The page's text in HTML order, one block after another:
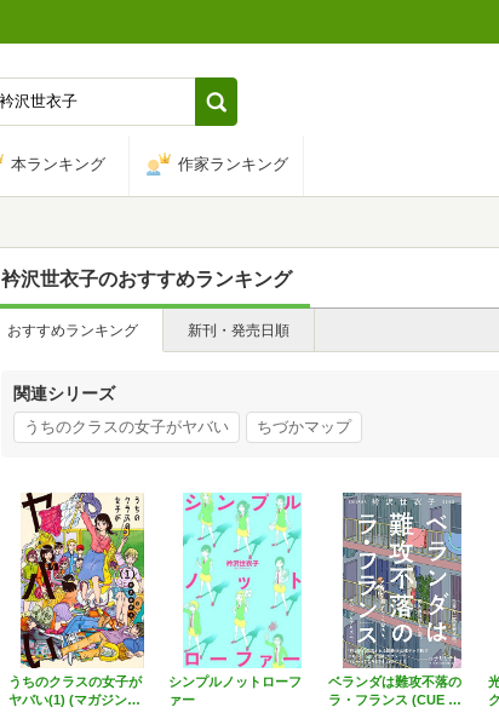
本ランキング 作家ランキング
衿沢世衣子のおすすめランキング
おすすめランキング 新刊・発売日順
関連シリーズ
うちのクラスの女子がヤバい ちづかマップ
うちのクラスの女子が
ヤバい(1) (マガジン…
シンプルノットローフ
ァー
ベランダは難攻不落の
ラ・フランス (CUE …